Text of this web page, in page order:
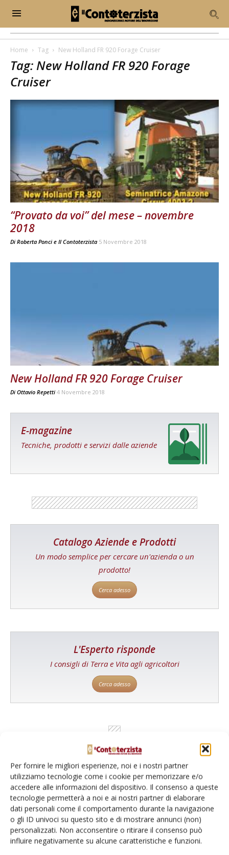
Per fornire le migliori esperienze, noi e i nostri partner
utilizziamo tecnologie come i cookie per memorizzare e/o
accedere alle informazioni del dispositivo. Il consenso a queste
tecnologie permetterà a noi e ai nostri partner di elaborare
dati personali come il comportamento durante la navigazione
o gli ID univoci su questo sito e di mostrare annunci (non)
personalizzati. Non acconsentire o ritirare il consenso può
influire negativamente su alcune caratteristiche e funzioni.
Home Tag New Holland FR 920 Forage Cruiser
Tag: New Holland FR 920 Forage
Cruiser
“Provato da voi” del mese – novembre
2018
Di Roberta Ponci e Il Contoterzista 5 Novembre 2018
New Holland FR 920 Forage Cruiser
Di Ottavio Repetti 4 Novembre 2018
E-magazine
Tecniche, prodotti e servizi dalle aziende
Catalogo Aziende e Prodotti
Un modo semplice per cercare un'azienda o un
prodotto!
Cerca adesso
L'Esperto risponde
I consigli di Terra e Vita agli agricoltori
Cerca adesso
Rimani aggiornato sul mondo
dell’agricoltura